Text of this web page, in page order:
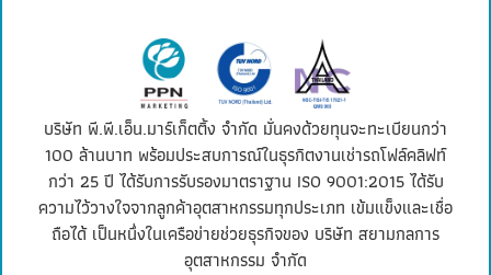
บริษัท พี.พี.เอ็น.มาร์เก็ตติ้ง จำกัด มั่นคงด้วยทุนจะทะเบียนกว่า
100 ล้านบาท พร้อมประสบการณ์ในธุรกิตงานเช่ารถโฟล์คลิฟท์
กว่า 25 ปี ได้รับการรับรองมาตราฐาน ISO 9001:2015 ได้รับ
ความไว้วางใจจากลูกค้าอุตสาหกรรมทุกประเภท เข้มแข็งและเชื่อ
ถือได้ เป็นหนึ่งในเครือข่ายช่วยธุรกิจของ บริษัท สยามกลการ
อุตสาหกรรม จำกัด